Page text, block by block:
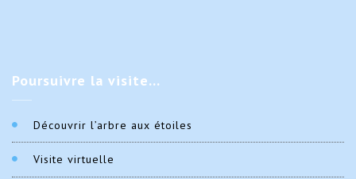
Poursuivre la visite…
Découvrir l’arbre aux étoiles
Visite virtuelle